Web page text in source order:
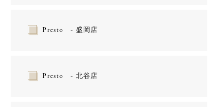
Presto - 盛岡店
Presto - 北谷店